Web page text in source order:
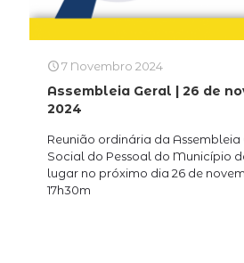
7 Novembro 2024
Assembleia Geral | 26 de
2024
Reunião ordinária da Assembleia
Social do Pessoal do Município
lugar no próximo dia 26 de
17h30m